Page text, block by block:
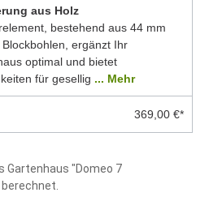
aus Holz
bestehend aus 44 mm
ergänzt Ihr
optimal und bietet
für gesellig ... Mehr
369,00 €*
Gartenhaus "Domeo 7